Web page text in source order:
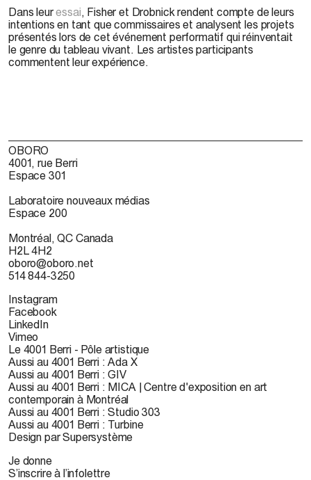
Dans leuressai, Fisher et Drobnick rendent compte de leurs
intentions en tant que commissaires et analysent les projets
présentés lors de cet événement performatif qui réinventait
le genre du tableau vivant. Les artistes participants
commentent leur expérience.
OBORO
4001, rue Berri
Espace 301
Laboratoire nouveaux médias
Espace 200
Montréal, QC Canada
H2L 4H2
oboro@oboro.net
514 844-3250
Instagram
Facebook
LinkedIn
Vimeo
Le 4001 Berri - Pôle artistique
Aussi au 4001 Berri : Ada X
Aussi au 4001 Berri : GIV
Aussi au 4001 Berri : MICA | Centre d'exposition en art
contemporain à Montréal
Aussi au 4001 Berri : Studio 303
Aussi au 4001 Berri : Turbine
Design par Supersystème
Je donne
S’inscrire à l’infolettre